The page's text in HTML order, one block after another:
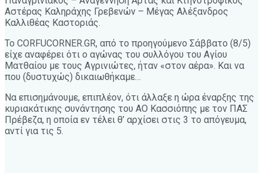
Αστέρας Καληράχης Γρεβενών – Μέγας Αλέξανδρος
Καλλιθέας Καστοριάς.
Το CORFUCORNER.GR, από το προηγούμενο Σάββατο (8/5)
είχε αναφέρει ότι ο αγώνας του συλλόγου του Αγίου
Ματθαίου με τους Αγρινιώτες, ήταν «στον αέρα». Και να
που (δυστυχώς) δικαιωθήκαμε…
Να επισημάνουμε, επιπλέον, ότι άλλαξε η ώρα έναρξης της
κυριακάτικης συνάντησης του ΑΟ Κασσιόπης με τον ΠΑΣ
Πρέβεζα, η οποία εν τέλει θ’ αρχίσει στις 3 το απόγευμα,
αντί για τις 5.